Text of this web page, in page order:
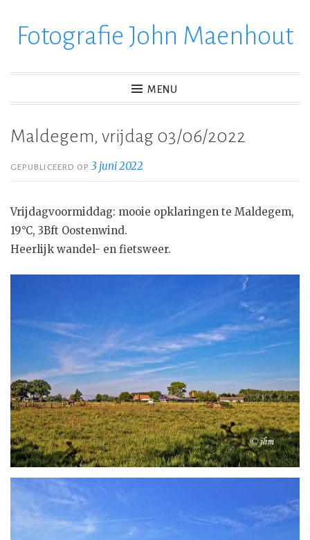
verderFotografie John Maenhout
MENU
Maldegem, vrijdag 03/06/2022
GEPUBLICEERD OP3 juni 2022
Vrijdagvoormiddag: mooie opklaringen te Maldegem,
19°C, 3Bft Oostenwind.
Heerlijk wandel- en fietsweer.